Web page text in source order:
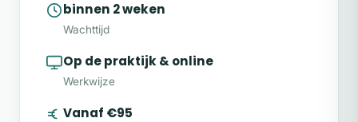
binnen 2 weken
Wachttijd
Op de praktijk & online
Werkwijze
Vanaf €95